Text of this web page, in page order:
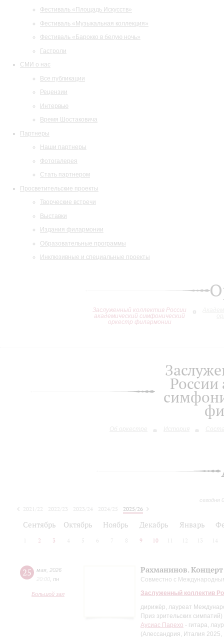
Фестиваль «Площадь Искусств»
Фестиваль «Музыкальная коллекция»
Фестиваль «Барокко в белую ночь»
Гастроли
СМИ о нас
Все публикации
Рецензии
Интервью
Время Шостаковича
Партнеры
Наши партнеры
Фотогалерея
Стать партнером
Просветительские проекты
Творческие встречи
Выставки
Издания филармонии
Образовательные программы
Инклюзивные и специальные проекты
Заслуженный коллектив России
академический симфонический
оркестр филармонии
Об оркестре История
сегодня
2021/22 2022/23 2023/24 2024/25
2025/26
Сентябрь Октябрь Ноябрь Декабрь Январь
2 3 4 5 6 7 8 9 10 12 13 14
25 мая 2026
20:00 пн
Большой зал
Рахманинов.
Совместно с
Заслуженный коллектив
дирижёр, лауреат
Приз зрительских
Аусиас Парехо - гитара,
(Алессандрия, Италия